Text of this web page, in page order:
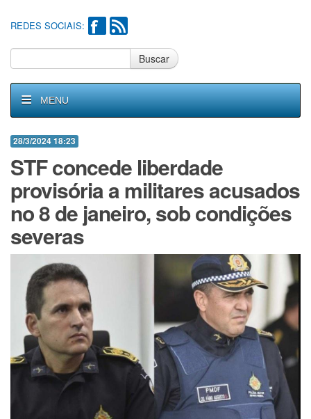
REDES SOCIAIS:
Buscar
MENU
28/3/2024 18:23
STF concede liberdade
provisória a militares acusados
no 8 de janeiro, sob condições
severas